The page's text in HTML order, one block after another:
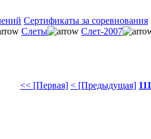
Сертификаты за соревнования
Слеты Слет-2007
<< [Первая] < [Предыдущая] 111